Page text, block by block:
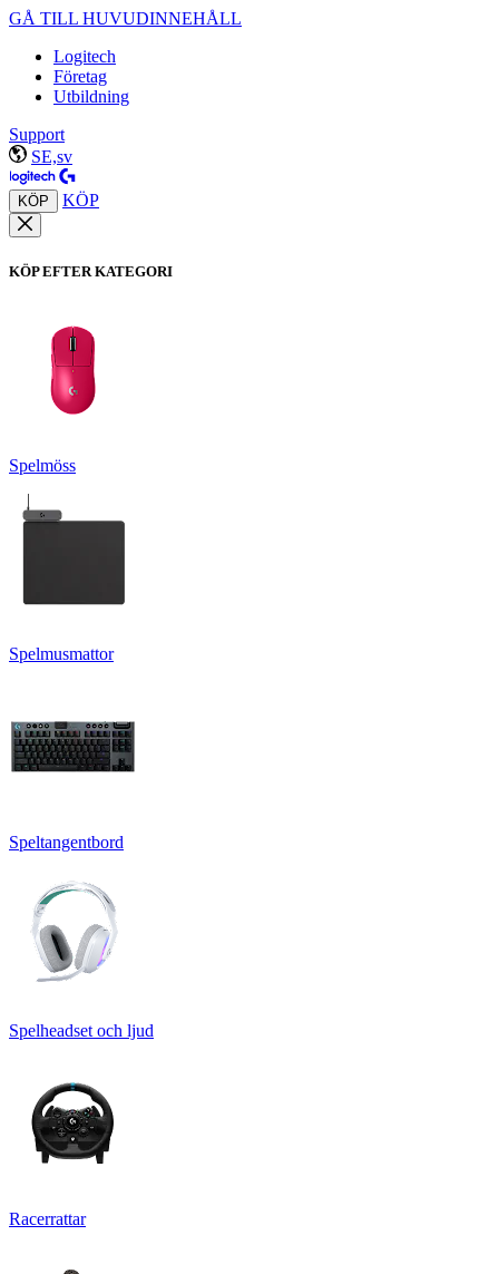
GÅ TILL HUVUDINNEHÅLL
Logitech
Företag
Utbildning
Support
SE,sv
KÖP KÖP
KÖP EFTER KATEGORI
Spelmöss
Spelmusmattor
Speltangentbord
Spelheadset och ljud
Racerrattar